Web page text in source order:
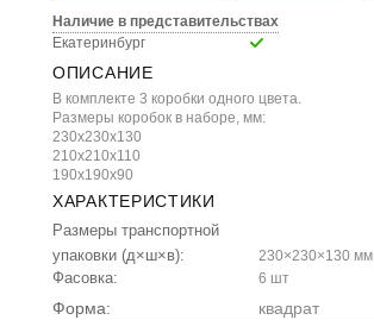
Наличие в представительствах
Екатеринбург
ОПИСАНИЕ
В комплекте 3 коробки одного цвета.
Размеры коробок в наборе, мм:
230х230х130
210х210х110
190х190х90
ХАРАКТЕРИСТИКИ
Размеры транспортной
упаковки (д×ш×в):
230×230×130 мм
Фасовка: 6 шт
Форма:
квадрат